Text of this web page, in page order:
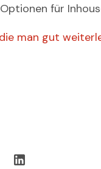
für
man gut